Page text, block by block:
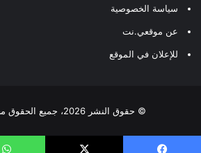
سياسة الخصوصية
عن موقعي.نت
للإعلان في الموقع
© حقوق النشر 2026، جميع الحقوق محفوظة |